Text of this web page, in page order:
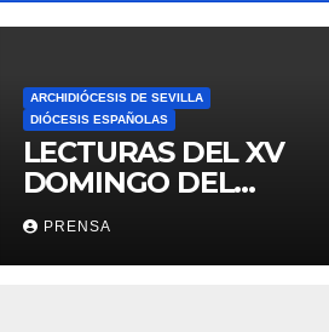
ARCHIDIÓCESIS DE SEVILLA
DIÓCESIS ESPAÑOLAS
LECTURAS DEL XV
DOMINGO DEL
TIEMPO
ORDINARIO (A)
PRENSA